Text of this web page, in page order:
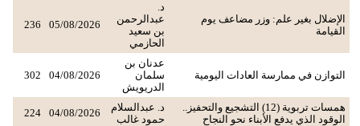
الإضلال بغير علم: وزر مضاعف يوم
القيامة
د.
عبدالرحمن
بن سعيد
الحازمي
05/08/2026
236
التوازن في ممارسة العادات اليومية
عدنان بن
سلمان
الدريويش
04/08/2026
302
همسات تربوية (12) التشجيع والتحفيز..
الوقود الذي يدفع الأبناء نحو النجاح
د. عبدالسلام
حمود غالب
04/08/2026
224